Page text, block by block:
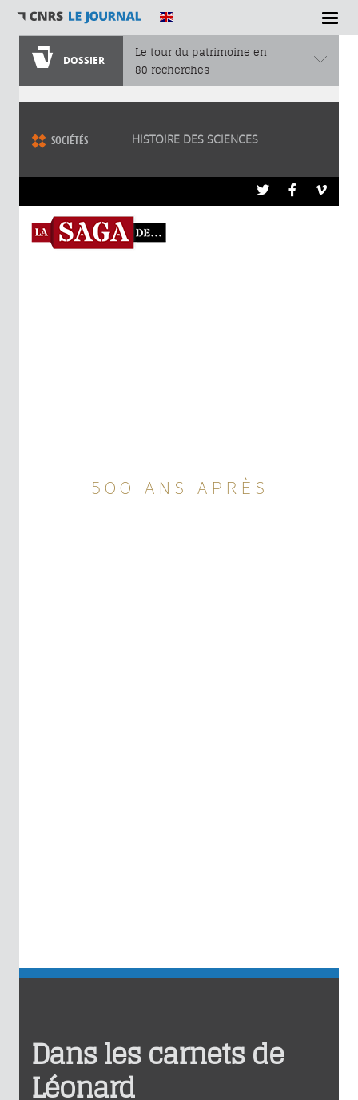
DOSSIER
Le tour du patrimoine en
80 recherches
Vous êtes ici
SOCIÉTÉS HISTOIRE DES SCIENCES
Dans les carnets de
Léonard